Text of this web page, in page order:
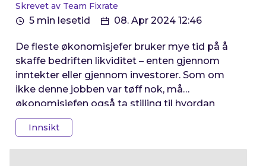
Skrevet av Team Fixrate
5 min lesetid 08. Apr 2024 12:46
De fleste økonomisjefer bruker mye tid på å
skaffe bedriften likviditet – enten gjennom
inntekter eller gjennom investorer. Som om
ikke denne jobben var tøff nok, må
økonomisjefen også ta stilling til hvordan
likviditeten skal plasseres. Dette er et tema
mange vegrer seg for å dykke inn – men fatt
mot! Her kommer en guide til
Innsikt